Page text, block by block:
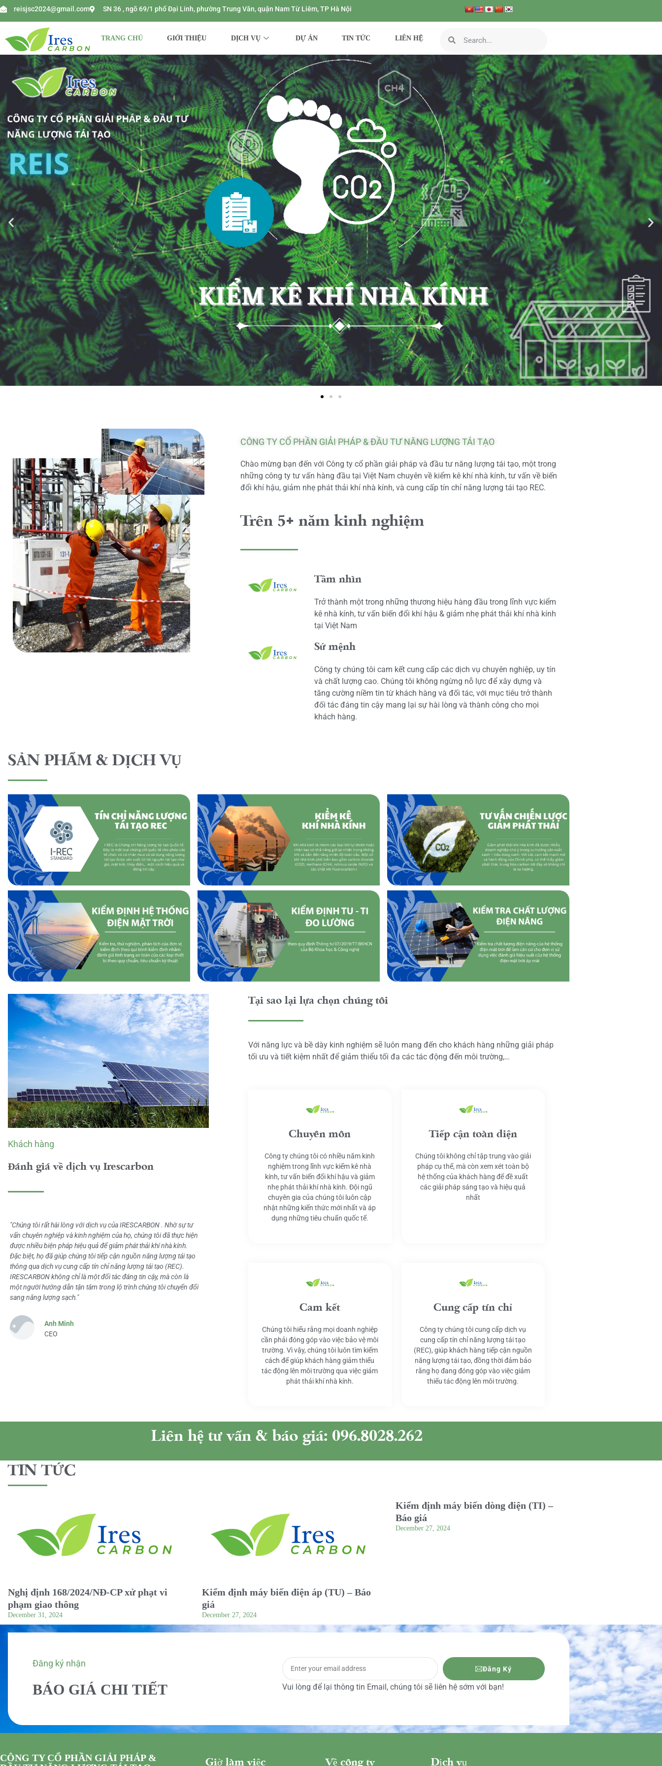
reisjsc2024@gmail.com SN 36 , ngõ 69/1 phố Đại Linh, phường Trung Văn, quận Nam Từ Liêm, TP Hà Nội
TRANG CHỦ GIỚI THIỆU DỊCH VỤ DỰ ÁN TIN TỨC LIÊN HỆ
CÔNG TY CỔ PHẦN GIẢI PHÁP & ĐẦU TƯ NĂNG LƯỢNG TÁI TẠO
Chào mừng bạn đến với Công ty cổ phần giải pháp và đầu tư năng lượng tái tạo, một trong
những công ty tư vấn hàng đầu tại Việt Nam chuyên về kiểm kê khí nhà kính, tư vấn về biến
đổi khí hậu, giảm nhẹ phát thải khí nhà kính, và cung cấp tín chỉ năng lượng tái tạo REC.
Trên 5+ năm kinh nghiệm
Tầm nhìn
Trở thành một trong những thương hiệu hàng đầu trong lĩnh vực kiểm
kê nhà kính, tư vấn biến đổi khí hậu & giảm nhẹ phát thải khí nhà kính
tại Việt Nam
Sứ mệnh
Công ty chúng tôi cam kết cung cấp các dịch vụ chuyên nghiệp, uy tín
và chất lượng cao. Chúng tôi không ngừng nỗ lực để xây dựng và
tăng cường niềm tin từ khách hàng và đối tác, với mục tiêu trở thành
đối tác đáng tin cậy mang lại sự hài lòng và thành công cho mọi
khách hàng.
SẢN PHẨM & DỊCH VỤ
Khách hàng
Đánh giá về dịch vụ Irescarbon
"Chúng tôi rất hài lòng với dịch vụ của IRESCARBON . Nhờ sự tư
vấn chuyên nghiệp và kinh nghiệm của họ, chúng tôi đã thực hiện
được nhiều biện pháp hiệu quả để giảm phát thải khí nhà kính.
Đặc biệt, họ đã giúp chúng tôi tiếp cận nguồn năng lượng tái tạo
thông qua dịch vụ cung cấp tín chỉ năng lượng tái tạo (REC).
IRESCARBON không chỉ là một đối tác đáng tin cậy, mà còn là
một người hướng dẫn tận tâm trong lộ trình chúng tôi chuyển đổi
sang năng lượng sạch."
Anh Minh
CEO
Tại sao lại lựa chọn chúng tôi
Với năng lực và bề dày kinh nghiệm sẽ luôn mang đến cho khách hàng những giải pháp
tối ưu và tiết kiệm nhất để giảm thiểu tối đa các tác động đến môi trường,…
Chuyên môn
Công ty chúng tôi có nhiều năm kinh
nghiệm trong lĩnh vực kiểm kê nhà
kính, tư vấn biến đổi khí hậu và giảm
nhẹ phát thải khí nhà kính. Đội ngũ
chuyên gia của chúng tôi luôn cập
nhật những kiến thức mới nhất và áp
dụng những tiêu chuẩn quốc tế.
Tiếp cận toàn diện
Chúng tôi không chỉ tập trung vào giải
pháp cụ thể, mà còn xem xét toàn bộ
hệ thống của khách hàng để đề xuất
các giải pháp sáng tạo và hiệu quả
nhất
Cam kết
Chúng tôi hiểu rằng mọi doanh nghiệp
cần phải đóng góp vào việc bảo vệ môi
trường. Vì vậy, chúng tôi luôn tìm kiếm
cách để giúp khách hàng giảm thiểu
tác động lên môi trường qua việc giảm
phát thải khí nhà kính.
Cung cấp tín chỉ
Công ty chúng tôi cung cấp dịch vụ
cung cấp tín chỉ năng lượng tái tạo
(REC), giúp khách hàng tiếp cận nguồn
năng lượng tái tạo, đồng thời đảm bảo
rằng họ đang đóng góp vào việc giảm
thiểu tác động lên môi trường.
Liên hệ tư vấn & báo giá: 096.8028.262
TIN TỨC
Nghị định 168/2024/NĐ-CP xử phạt vi
phạm giao thông
December 31, 2024
Kiểm định máy biến điện áp (TU) – Báo
giá
December 27, 2024
Kiểm định máy biến dòng điện (TI) –
Báo giá
December 27, 2024
Đăng ký nhận
BÁO GIÁ CHI TIẾT
Đăng Ký
Vui lòng để lại thông tin Email, chúng tôi sẽ liên hệ sớm với bạn!
CÔNG TY CỔ PHẦN GIẢI PHÁP &
Giờ làm việc Về công ty Dịch vụ